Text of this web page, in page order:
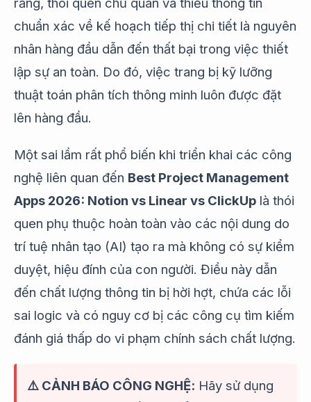
chuẩn xác về kế hoạch tiếp thị chi tiết là nguyên
nhân hàng đầu dẫn đến thất bại trong việc thiết
lập sự an toàn. Do đó, việc trang bị kỹ lưỡng
thuật toán phân tích thông minh luôn được đặt
lên hàng đầu.
Một sai lầm rất phổ biến khi triển khai các công
nghệ liên quan đến Best Project Management
Apps 2026: Notion vs Linear vs ClickUp là thói
quen phụ thuộc hoàn toàn vào các nội dung do
trí tuệ nhân tạo (AI) tạo ra mà không có sự kiểm
duyệt, hiệu đính của con người. Điều này dẫn
đến chất lượng thông tin bị hời hợt, chứa các lỗi
sai logic và có nguy cơ bị các công cụ tìm kiếm
đánh giá thấp do vi phạm chính sách chất lượng.
⚠️ CẢNH BÁO CÔNG NGHỆ: Hãy sử dụng